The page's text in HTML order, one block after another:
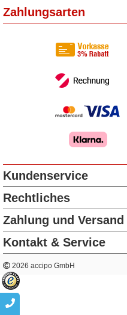
Zahlungsarten
Kundenservice
Rechtliches
Zahlung und Versand
Kontakt & Service
2026 accipo GmbH